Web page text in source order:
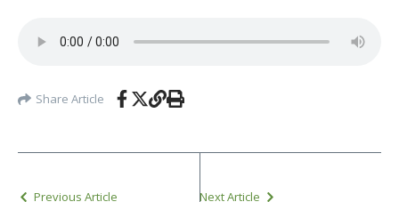
Share Article
Previous Article Next Article